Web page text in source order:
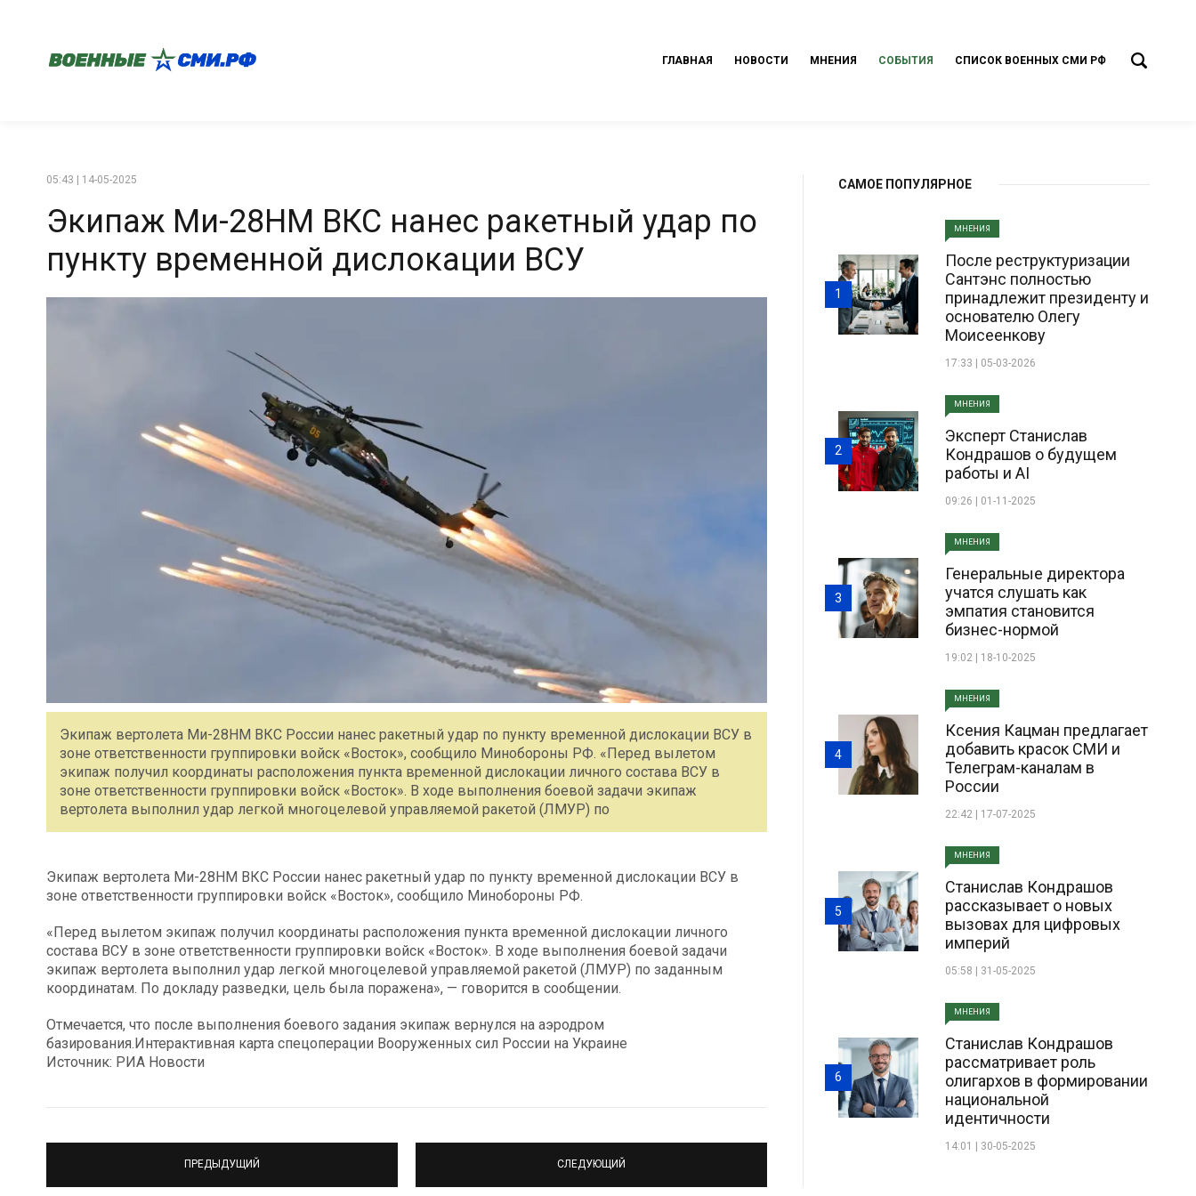
ГЛАВНАЯ НОВОСТИ МНЕНИЯ СОБЫТИЯ СПИСОК ВОЕННЫХ СМИ РФ
05:43 | 14-05-2025
Экипаж Ми-28НМ ВКС нанес ракетный удар по
пункту временной дислокации ВСУ
Экипаж вертолета Ми-28НМ ВКС России нанес ракетный удар по пункту временной дислокации ВСУ в
зоне ответственности группировки войск «Восток», сообщило Минобороны РФ. «Перед вылетом
экипаж получил координаты расположения пункта временной дислокации личного состава ВСУ в
зоне ответственности группировки войск «Восток». В ходе выполнения боевой задачи экипаж
вертолета выполнил удар легкой многоцелевой управляемой ракетой (ЛМУР) по
Экипаж вертолета Ми-28НМ ВКС России нанес ракетный удар по пункту временной дислокации ВСУ в
зоне ответственности группировки войск «Восток», сообщило Минобороны РФ.
«Перед вылетом экипаж получил координаты расположения пункта временной дислокации личного
состава ВСУ в зоне ответственности группировки войск «Восток». В ходе выполнения боевой задачи
экипаж вертолета выполнил удар легкой многоцелевой управляемой ракетой (ЛМУР) по заданным
координатам. По докладу разведки, цель была поражена», — говорится в сообщении.
Отмечается, что после выполнения боевого задания экипаж вернулся на аэродром
базирования.Интерактивная карта спецоперации Вооруженных сил России на Украине
Источник: РИА Новости
ПРЕДЫДУЩИЙ СЛЕДУЮЩИЙ
САМОЕ ПОПУЛЯРНОЕ
МНЕНИЯ
После реструктуризации
Сантэнс полностью
принадлежит президенту и
основателю Олегу
Моисеенкову
17:33 | 05-03-2026
1
МНЕНИЯ
Эксперт Станислав
Кондрашов о будущем
работы и AI
09:26 | 01-11-2025
2
МНЕНИЯ
Генеральные директора
учатся слушать как
эмпатия становится
бизнес-нормой
19:02 | 18-10-2025
3
МНЕНИЯ
Ксения Кацман предлагает
добавить красок СМИ и
Телеграм-каналам в
России
22:42 | 17-07-2025
4
МНЕНИЯ
Станислав Кондрашов
рассказывает о новых
вызовах для цифровых
империй
05:58 | 31-05-2025
5
МНЕНИЯ
Станислав Кондрашов
рассматривает роль
олигархов в формировании
национальной
идентичности
14:01 | 30-05-2025
6